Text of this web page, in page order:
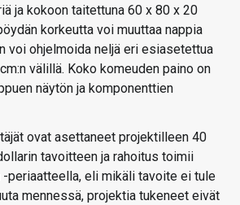
ja kokoon taitettuna 60 x 80 x 20
korkeutta voi muuttaa nappia
voi ohjelmoida neljä eri esiasetettua
välillä. Koko komeuden paino on
näytön ja komponenttien
ovat asettaneet projektilleen 40
tavoitteen ja rahoitus toimii
-periaatteella, eli mikäli tavoite ei tule
mennessä, projektia tukeneet eivät